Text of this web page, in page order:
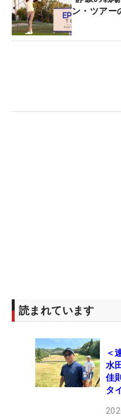
ン・ツアー
読まれています
＜
水
佳
タ